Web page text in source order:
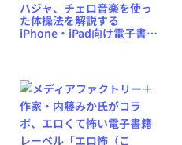
ハジャ、チェロ音楽を使っ
た体操法を解説する
iPhone・iPad向け電子書籍